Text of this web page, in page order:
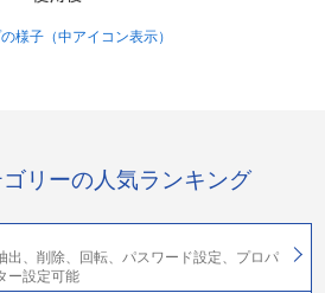
様子（中アイコン表示）
ゴリーの人気ランキング
出、削除、回転、パスワード設定、プロパ
ー設定可能